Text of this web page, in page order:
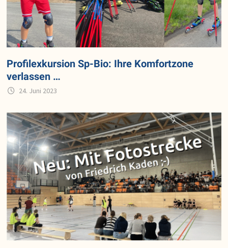
Profilexkursion Sp-Bio: Ihre Komfortzone
verlassen …
24. Juni 2023